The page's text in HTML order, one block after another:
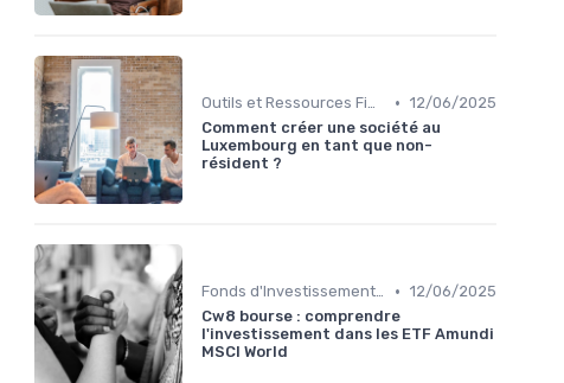
Outils et Ressources Financières • 12/06/2025
Comment créer une société au
Luxembourg en tant que non-
résident ?
Fonds d'Investissement et ETF • 12/06/2025
Cw8 bourse : comprendre
l'investissement dans les ETF Amundi
MSCI World